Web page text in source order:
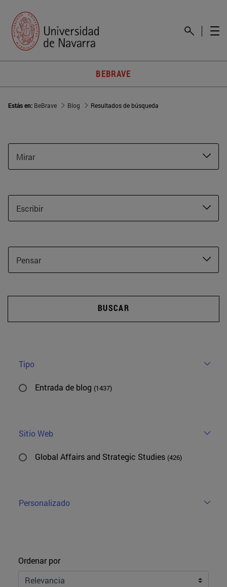
BEBRAVE
Estás en: BeBrave Blog Resultados de búsqueda
Mirar
Escribir
Pensar
BUSCAR
Tipo
Entrada de blog (1437)
Sitio Web
Global Affairs and Strategic Studies (426)
Personalizado
Ordenar
Ordenar por